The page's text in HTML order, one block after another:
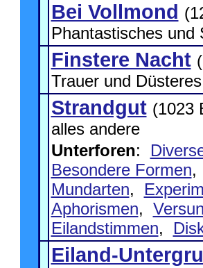
Bei Vollmond
Phantastisches und
Finstere Nacht
Trauer und Düsteres
Strandgut (1023
alles andere
Unterforen:
Besondere Formen,
Mundarten,
Aphorismen,
Eilandstimmen,
Eiland-